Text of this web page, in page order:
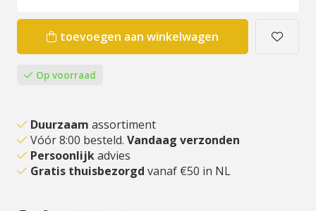
toevoegen aan winkelwagen
Op voorraad
Duurzaam assortiment
Vóór 8:00 besteld. Vandaag verzonden
Persoonlijkadvies
Gratis thuisbezorgd vanaf €50 in NL